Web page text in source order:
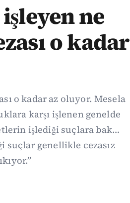
ne
o kadar
o kadar az oluyor. Mesela
karşı işlenen genelde
işlediği suçlara bak…
suçlar genellikle cezasız